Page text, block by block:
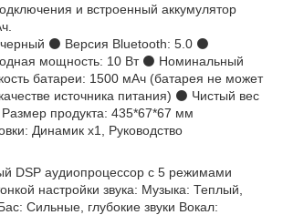
и встроенный аккумулятор
⚫ Версия Bluetooth: 5.0 ⚫
мощность: 10 Вт ⚫ Номинальный
батареи: 1500 мАч (батарея не может
источника питания) ⚫ Чистый вес
Размер продукта: 435*67*67 мм
Динамик x1, Руководство
DSP аудиопроцессор с 5 режимами
настройки звука: Музыка: Теплый,
Сильные, глубокие звуки Вокал: